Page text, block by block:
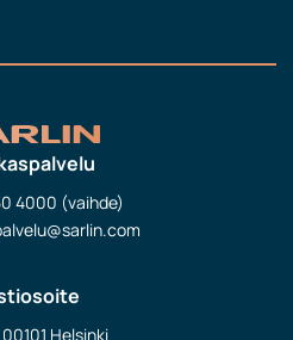
4000 (vaihde)
00101 Helsinki